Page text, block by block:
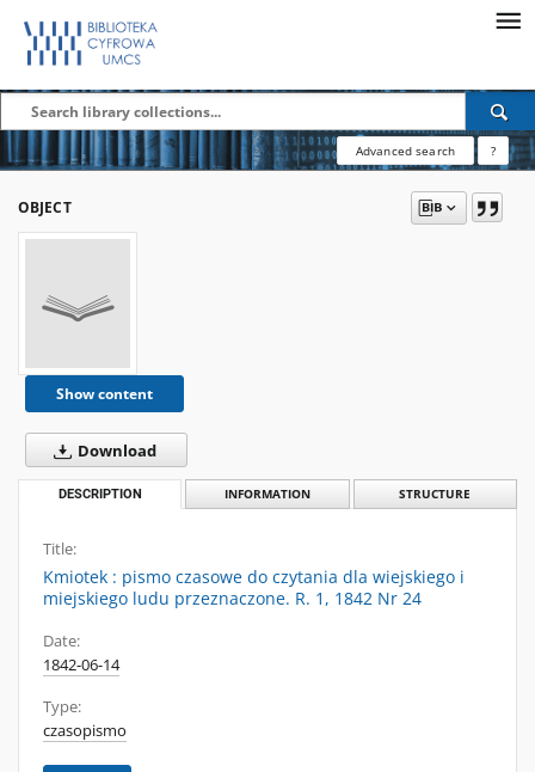
Advanced search ?
OBJECT
Show content
Download
DESCRIPTION INFORMATION STRUCTURE
Title:
Kmiotek : pismo czasowe do czytania dla wiejskiego i
miejskiego ludu przeznaczone. R. 1, 1842 Nr 24
Date:
1842-06-14
Type:
czasopismo